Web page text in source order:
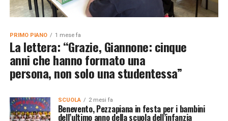
PRIMO PIANO 1 mese fa
La lettera: “Grazie, Giannone: cinque
anni che hanno formato una
persona, non solo una studentessa”
SCUOLA 2 mesi fa
Benevento, Pezzapiana in festa per i bambini
dell’ultimo anno della scuola dell’infanzia